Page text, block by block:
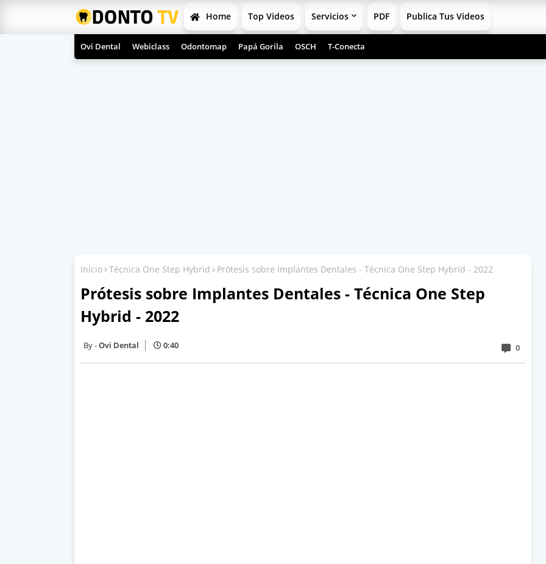
Home Top Videos Servicios PDF Publica Tus Videos
Ovi Dental Webiclass Odontomap Papá Gorila OSCH T-Conecta
Inicio Técnica One Step Hybrid Prótesis sobre Implantes Dentales - Técnica One Step Hybrid - 2022
Prótesis sobre Implantes Dentales - Técnica One Step
Hybrid - 2022
Ovi Dental 0:40 0